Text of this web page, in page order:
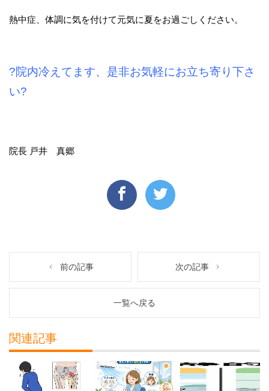
熱中症、体調に気を付けて元気に夏をお過ごしください。
?院内冷えてます、是非お気軽にお立ち寄り下さ
い?
院長 戸井 真郷
前の記事 次の記事
一覧へ戻る
関連記事